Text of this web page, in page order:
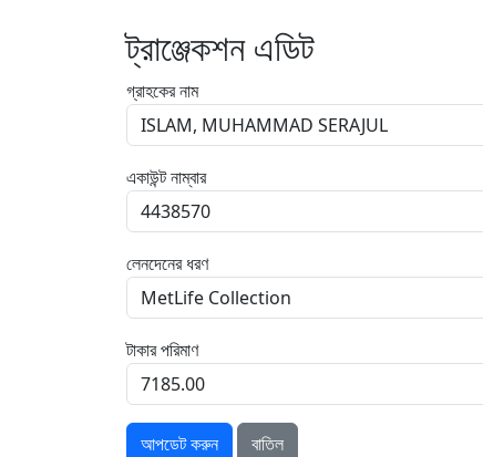
ট্রাঞ্জেকশন এডিট
গ্রাহকের নাম
একাউন্ট নাম্বার
লেনদেনের ধরণ
টাকার পরিমাণ
আপডেট করুন বাতিল